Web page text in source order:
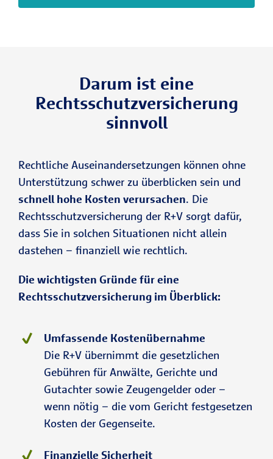
Darum ist eine
Rechtsschutzversicherung
sinnvoll
Rechtliche Auseinandersetzungen können ohne
Unterstützung schwer zu überblicken sein und
schnell hohe Kosten verursachen. Die
Rechtsschutzversicherung der R+V sorgt dafür,
dass Sie in solchen Situationen nicht allein
dastehen – finanziell wie rechtlich.
Die wichtigsten Gründe für eine
Rechtsschutzversicherung im Überblick:
Umfassende Kostenübernahme
Die R+V übernimmt die gesetzlichen
Gebühren für Anwälte, Gerichte und
Gutachter sowie Zeugengelder oder –
wenn nötig – die vom Gericht festgesetzen
Kosten der Gegenseite.
Finanzielle Sicherheit